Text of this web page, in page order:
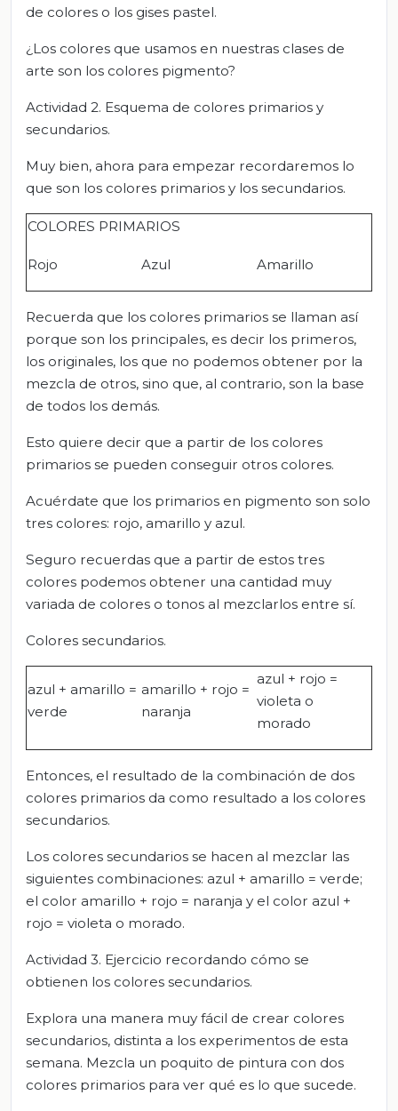
de colores o los gises pastel.
¿Los colores que usamos en nuestras clases de
arte son los colores pigmento?
Actividad 2. Esquema de colores primarios y
secundarios.
Muy bien, ahora para empezar recordaremos lo
que son los colores primarios y los secundarios.
COLORES PRIMARIOS
Rojo Azul Amarillo
Recuerda que los colores primarios se llaman así
porque son los principales, es decir los primeros,
los originales, los que no podemos obtener por la
mezcla de otros, sino que, al contrario, son la base
de todos los demás.
Esto quiere decir que a partir de los colores
primarios se pueden conseguir otros colores.
Acuérdate que los primarios en pigmento son solo
tres colores: rojo, amarillo y azul.
Seguro recuerdas que a partir de estos tres
colores podemos obtener una cantidad muy
variada de colores o tonos al mezclarlos entre sí.
Colores secundarios.
azul + amarillo =
verde
amarillo + rojo =
naranja
azul + rojo =
violeta o
morado
Entonces, el resultado de la combinación de dos
colores primarios da como resultado a los colores
secundarios.
Los colores secundarios se hacen al mezclar las
siguientes combinaciones: azul + amarillo = verde;
el color amarillo + rojo = naranja y el color azul +
rojo = violeta o morado.
Actividad 3. Ejercicio recordando cómo se
obtienen los colores secundarios.
Explora una manera muy fácil de crear colores
secundarios, distinta a los experimentos de esta
semana. Mezcla un poquito de pintura con dos
colores primarios para ver qué es lo que sucede.